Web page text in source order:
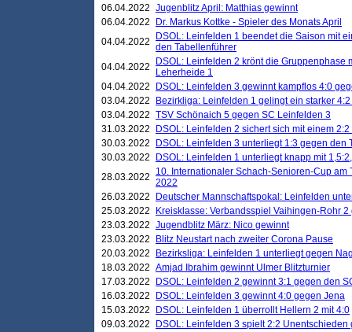
06.04.2022 Jugenblitz April: Matthias gewinnt
06.04.2022
Dr. Markus Kottke - Spieler des Monats April
04.04.2022
DSOL: Leinfelden 1 beendet die Saison mit
den Tabellenführer
04.04.2022
DSOL: Leinfelden 2 krönt die Gruppenphase
Leherheide 1
04.04.2022
DSOL: Leinfelden 3 gewinnt kampflos 4:0
03.04.2022
Bezirkliga: Leinfelden 1 gelingt ein starker
03.04.2022 TSV Schönaich 5 gegen SC Leinfelden 3
31.03.2022
DSOL: Leinfelden 2 sichert sich mit einem
30.03.2022
DSOL: Leinfelden 3 unterliegt 1:3 gegen den
30.03.2022
DSOL: Leinfelden 1 unterliegt knapp mit
28.03.2022
10. Internationaler Schach-Senioren-Cup am
2022
26.03.2022
Deutscher Mannschaftspokal: Leinfelden
25.03.2022
Kreisklasse: Verbandsspiel Vaihingen-Rohr
23.03.2022 Jugendblitz März: Nico gewinnt
23.03.2022
Blitz Neustart nach zweiter Corona Pause
20.03.2022
Bezirksliga: Leinfelden 1 unterliegt gegen
18.03.2022 Amjad Ibrahim gewinnt Ulmer Blitzturnier
17.03.2022
DSOL: Leinfelden 2 gewinnt 3:1 gegen den
16.03.2022
DSOL: Leinfelden 3 gewinnt 4:0 gegen Jena
15.03.2022
DSOL: Leinfelden 1 überrollt Hellern 2 mit 4:0
09.03.2022
DSOL: Leinfelden 3 spielt 2:2 Unentschieden